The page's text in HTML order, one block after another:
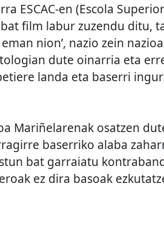
ESCAC-en (Escola
film labur zuzendu ditu,
eman nion’, nazio zein
dute oinarria eta
landa eta baserri
Mariñelarenak osatzen
baserriko alaba
bat garraiatu
ez dira basoak